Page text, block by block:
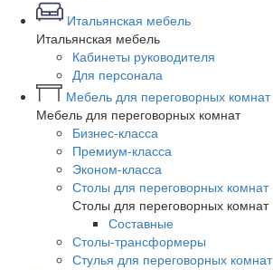
Итальянская мебель
Итальянская мебель
Кабинеты руководителя
Для персонала
Мебель для переговорных комнат
Мебель для переговорных комнат
Бизнес-класса
Премиум-класса
Эконом-класса
Столы для переговорных комнат
Столы для переговорных комнат
Составные
Столы-трансформеры
Стулья для переговорных комнат